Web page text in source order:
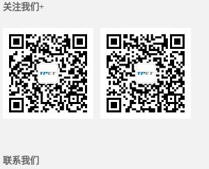
关注我们+
联系我们